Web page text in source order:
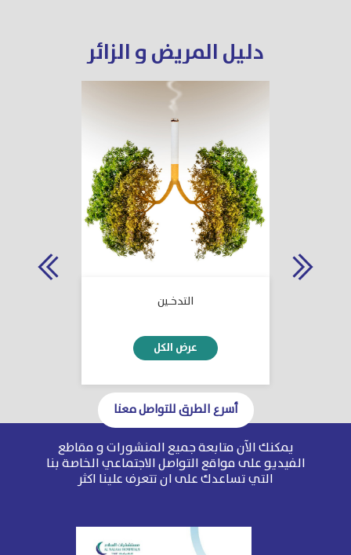
دليل المريض و الزائر
التدخـين
1 2 3 4 5 6
أسرع الطرق للتواصل معنا
يمكنك الآن متابعة جميع المنشورات و مقاطع
الفيديو على مواقع التواصل الاجتماعي الخاصة بنا
التي تساعدك على ان تتعرف علينا اكثر